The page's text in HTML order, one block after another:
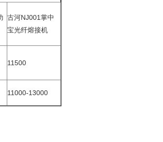
古河NJ001掌中
宝光纤熔接机
11500
11000-13000